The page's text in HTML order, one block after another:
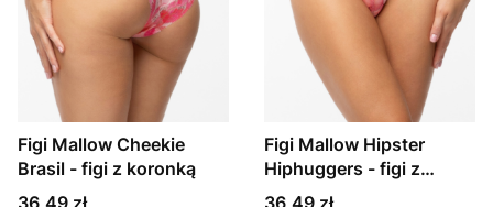
Figi Mallow Cheekie
Brasil - figi z koronką
Cena
Figi Mallow Hipster
Hiphuggers - figi z
koronką
Cena